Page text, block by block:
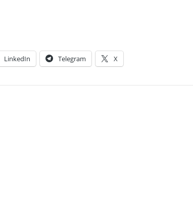
LinkedIn Telegram X